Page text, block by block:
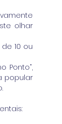
olhar
10 ou
Ponto”,
popular